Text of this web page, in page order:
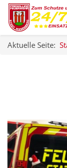
Aktuelle Seite: